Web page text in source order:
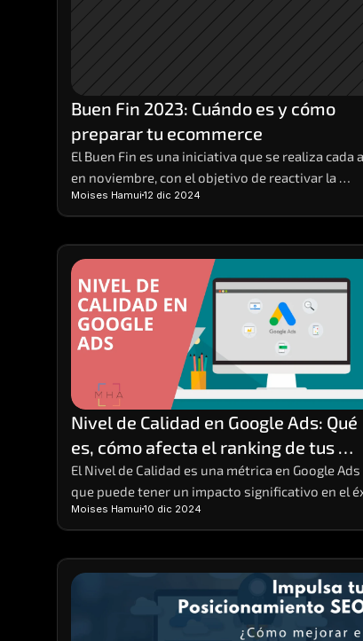
Buen Fin 2023: Cuándo es y cómo
preparar tu ecommerce
El Buen Fin es una iniciativa que se realiza cada
en noviembre, con el objetivo de reactivar la
economía, impulsar las ventas y ofrecer
a los consumidores y a los comerciantes.
el Buen Fin, las empresas participantes ofrecen
descuentos, promociones y facilidades de pago
sus productos y servicios, tanto en tiendas
como en línea.
Moises Hamui 12 dic 2024
Nivel de Calidad en Google Ads: Qué
es, cómo afecta el ranking de tus
anuncios y cómo mejorarlo
El Nivel de Calidad es una métrica en Google Ads
que puede tener un impacto significativo en el
Moises Hamui 10 dic 2024